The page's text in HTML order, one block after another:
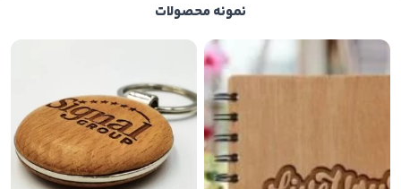
نمونه محصولات